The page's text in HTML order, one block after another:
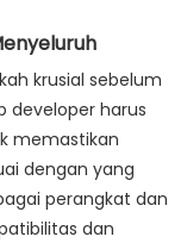
krusial sebelum
developer harus
memastikan
dengan yang
perangkat dan
dan